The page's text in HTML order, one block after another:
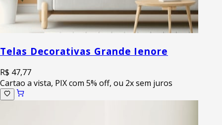
Telas Decorativas Grande Ienore
R$ 47,77
Cartao a vista, PIX com 5% off, ou 2x sem juros